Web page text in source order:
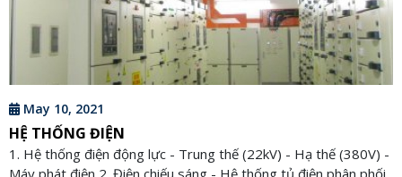
May 10, 2021
HỆ THỐNG ĐIỆN
1. Hệ thống điện động lực - Trung thế (22kV) - Hạ thế (380V) -
Máy phát điện 2. Điện chiếu sáng - Hệ thống tủ điện phân phối